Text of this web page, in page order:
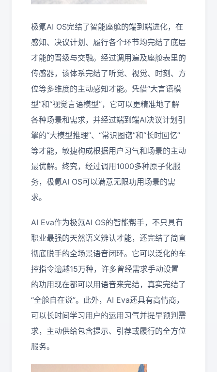
极氪AI OS完结了智能座舱的端到端进化，在
感知、决议计划、履行各个环节均完结了底层
才能的晋级与交融。经过调用遍及座舱表里的
传感器，该体系完结了听觉、视觉、时刻、方
位等多维度的主动感知才能。凭借“大言语模
型”和“视觉言语模型”，它可以更精准地了解
各种场景和需求，并经过端到端AI决议计划引
擎的“大模型推理”、“常识图谱”和“长时回忆”
等才能，敏捷构成根据用户习气和场景的主动
最优解。终究，经过调用1000多种原子化服
务，极氪AI OS可以满意无限功用场景的需
求。
AI Eva作为极氪AI OS的智能帮手，不只具有
职业最强的天然语义辨认才能，还完结了简直
彻底脱手的全场景语音闭环。它可以泛化的车
控指令逾越15万种，许多曾经需求手动设置
的功用现在都可以用语音来完结，真实完结了
“全舱自在说”。此外，AI Eva还具有高情商，
可以长时间学习用户的运用习气并提早预判需
求，主动供给包含提示、引荐或履行的全方位
服务。